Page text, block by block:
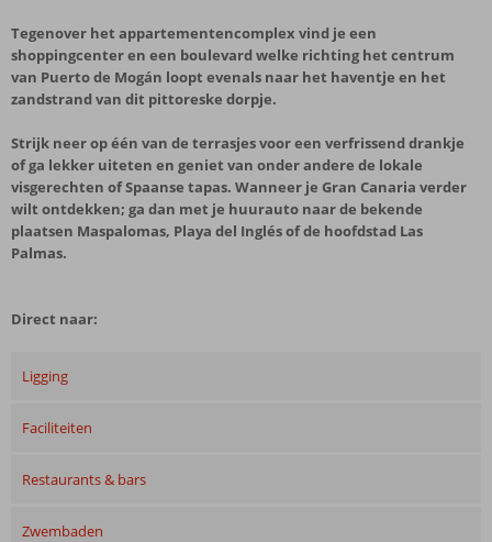
Tegenover het appartementencomplex vind je een
shoppingcenter en een boulevard welke richting het centrum
van Puerto de Mogán loopt evenals naar het haventje en het
zandstrand van dit pittoreske dorpje.
Strijk neer op één van de terrasjes voor een verfrissend drankje
of ga lekker uiteten en geniet van onder andere de lokale
visgerechten of Spaanse tapas. Wanneer je Gran Canaria verder
wilt ontdekken; ga dan met je huurauto naar de bekende
plaatsen Maspalomas, Playa del Inglés of de hoofdstad Las
Palmas.
Direct naar:
Ligging
Faciliteiten
Restaurants & bars
Zwembaden